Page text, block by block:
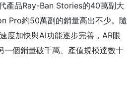
產品Ray-Ban Stories的40萬副大
Pro約50萬副的銷量高出不少。隨
度加快與AI功能逐步完善，AR眼
一個銷量破千萬、產值規模達數十